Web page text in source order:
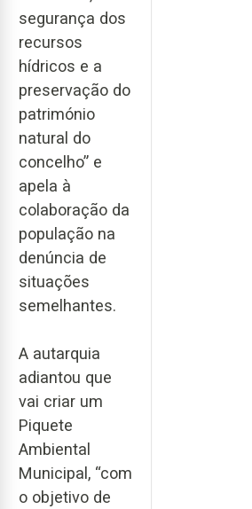
segurança dos
recursos
hídricos e a
preservação do
património
natural do
concelho” e
apela à
colaboração da
população na
denúncia de
situações
semelhantes.
A autarquia
adiantou que
vai criar um
Piquete
Ambiental
Municipal, “com
o objetivo de